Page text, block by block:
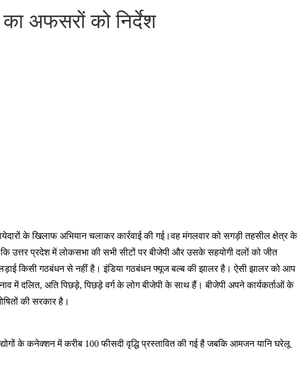
का अफसरों को निर्देश
के खिलाफ अभियान चलाकर कार्रवाई की गई।वह मंगलवार को सगड़ी तहसील क्षेत्र के
उत्तर प्रदेश में लोकसभा की सभी सीटों पर बीजेपी और उसके सहयोगी दलों को जीत
लड़ाई किसी गठबंधन से नहीं है। इंडिया गठबंधन फ्यूज बल्ब की झालर है। ऐसी झालर को आप
में दलित, अति पिछड़े, पिछड़े वर्ग के लोग बीजेपी के साथ हैं। बीजेपी अपने कार्यकर्ताओं के
की सरकार है।
के कनेक्शन में करीब 100 फीसदी वृद्धि प्रस्तावित की गई है जबकि आमजन यानि घरेलू